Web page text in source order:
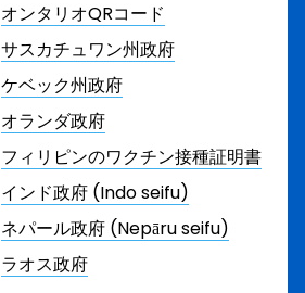
オンタリオQRコード
サスカチュワン州政府
ケベック州政府
オランダ政府
フィリピンのワクチン接種証明書
インド政府 (Indo seifu)
ネパール政府 (Nepāru seifu)
ラオス政府